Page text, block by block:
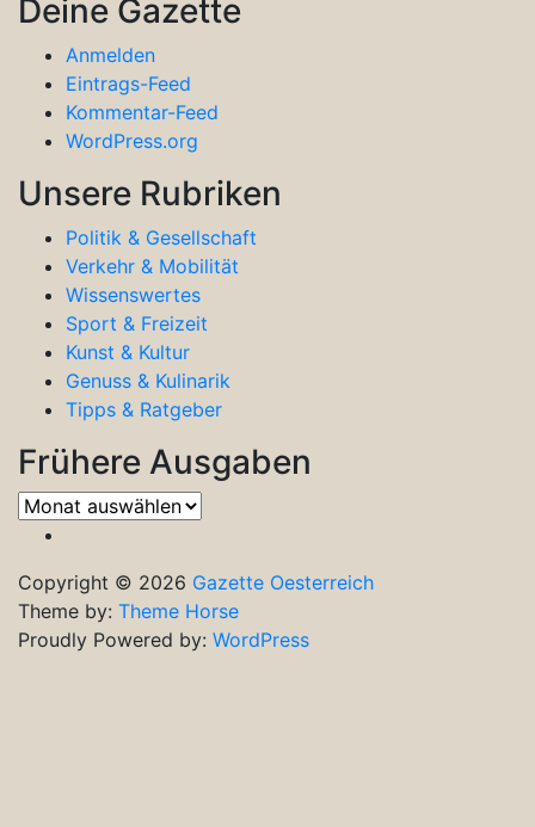
Deine Gazette
Anmelden
Eintrags-Feed
Kommentar-Feed
WordPress.org
Unsere Rubriken
Politik & Gesellschaft
Verkehr & Mobilität
Wissenswertes
Sport & Freizeit
Kunst & Kultur
Genuss & Kulinarik
Tipps & Ratgeber
Frühere Ausgaben
Frühere
Ausgaben
Copyright © 2026 Gazette Oesterreich
Theme by: Theme Horse
Proudly Powered by: WordPress